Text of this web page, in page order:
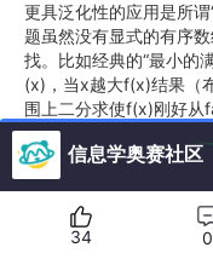
更具泛化性的应用是所谓
题虽然没有显式的有序
找。比如经典的“最小的
(x)，当x越大f(x)结果（
围上二分求使f(x)刚好从
求最优解的数值。例如在
“在大小为n的纸片上可
分假设答案来做。掌握这
然后写判定函数并二分
时答案是浮点数，就二
信息学奥赛社区
34 0